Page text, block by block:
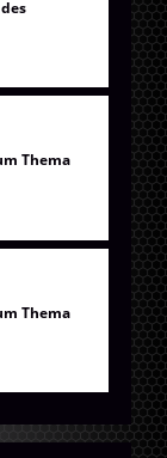
Thema
Thema